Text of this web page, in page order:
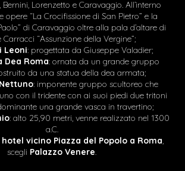
Lorenzetto e Caravaggio. All’interno
opere “La Crocifissione di San Pietro” e la
di Caravaggio oltre alla pala d’altare di
“Assunzione della Vergine”;
Leoni: progettata da Giuseppe Valadier;
Dea Roma: ornata da un grande gruppo
da una statua della dea armata;
: imponente gruppo scultoreo che
con il tridente con ai suoi piedi due tritoni
una grande vasca in travertino;
: alto 25,90 metri, venne realizzato nel 1300
a.C.
hotel vicino Piazza del Popolo a Roma,
scegli Palazzo Venere.